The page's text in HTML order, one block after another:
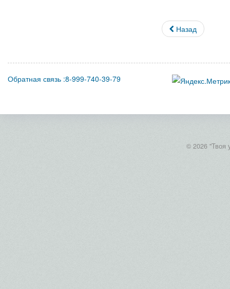
Назад
Обратная связь :8-999-740-39-79
© 2026 "Твоя